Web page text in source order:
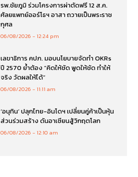
รพ.ชัยภูมิ ร่วมโครงการผ่าตัดฟรี 12 ส.ค.
ศัลยแพทย์ออร์โธฯ อาสา ถวายเป็นพระราช
กุศล
06/08/2026 12:24 pm
เลขาธิการ คปภ. มอบนโยบายจัดทำ OKRs
ปี 2570 ย้ำต้อง “คิดให้ชัด พูดให้ชัด ทำให้
จริง วัดผลให้ได้”
06/08/2026 11:11 am
‘อนุทิน’ ปลุกไทย-อินโดฯ เปลี่ยนคู่ค้าเป็นหุ้น
ส่วนร่วมสร้าง ดันอาเซียนสู้วิกฤตโลก
06/08/2026 12:10 am